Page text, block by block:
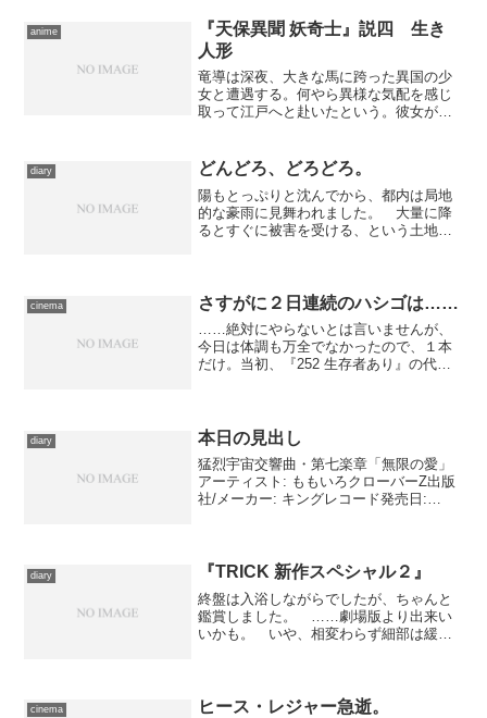
anime
『天保異聞 妖奇士』説四 生き
人形
竜導は深夜、大きな馬に跨った異国の少
女と遭遇する。何やら異様な気配を感じ
取って江戸へと赴いたという。彼女が見
て彼女は、妖夷と関係があるの
か……？ 今回は妖夷の存在よりも...
diary どんどろ、どろどろ。
陽もとっぷりと沈んでから、都内は局地
的な豪雨に見舞われました。 大量に降
るとすぐに被害を受ける、という土地も
すが――雷はそうはいかな...
cinema さすがに２日連続のハシゴは……
……絶対にやらないとは言いませんが、
今日は体調も万全でなかったので、１本
だけ。当初、『252 生存者あり』の代わ
て、現地入りがやたらギ...
diary 本日の見出し
猛烈宇宙交響曲・第七楽章「無限の愛」
アーティスト: ももいろクローバーZ出版
社/メーカー: キングレコード発売日:
diary 『TRICK 新作スペシャル２』
終盤は入浴しながらでしたが、ちゃんと
鑑賞しました。 ……劇場版より出来い
いかも。 いや、相変わらず細部は緩い
ていてもなかなか判明しな...
cinema ヒース・レジャー急逝。